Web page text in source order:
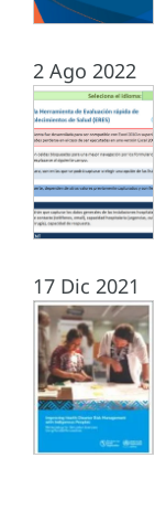
2 Ago 2022
17 Dic 2021